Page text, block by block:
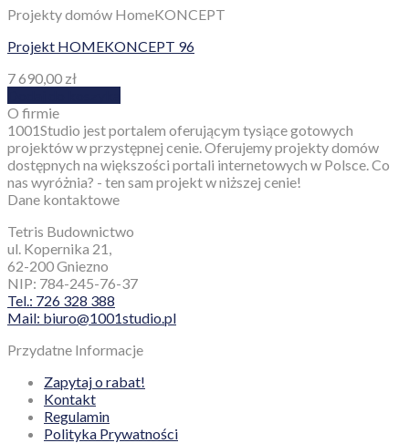
Projekty domów HomeKONCEPT
Projekt HOMEKONCEPT 96
7 690,00 zł
O firmie
1001Studio jest portalem oferującym tysiące gotowych
projektów w przystępnej cenie. Oferujemy projekty domów
dostępnych na większości portali internetowych w Polsce. Co
nas wyróżnia? - ten sam projekt w niższej cenie!
Dane kontaktowe
Tetris Budownictwo
ul. Kopernika 21,
62-200 Gniezno
NIP: 784-245-76-37
Tel.: 726 328 388
Mail: biuro@1001studio.pl
Przydatne Informacje
Zapytaj o rabat!
Kontakt
Regulamin
Polityka Prywatności